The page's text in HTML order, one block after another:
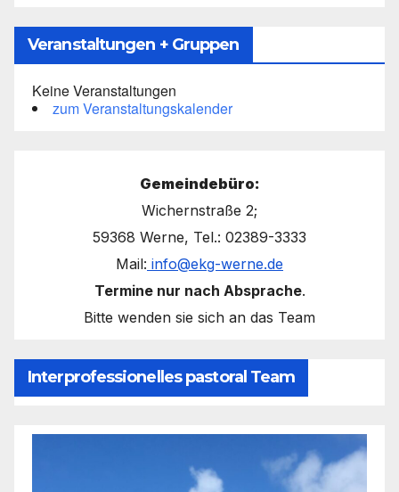
Veranstaltungen + Gruppen
Keine Veranstaltungen
zum Veranstaltungskalender
Gemeindebüro:
Wichernstraße 2;
59368 Werne, Tel.: 02389-3333
Mail: info@ekg-werne.de
Termine nur nach Absprache.
Bitte wenden sie sich an das Team
Interprofessionelles pastoral Team